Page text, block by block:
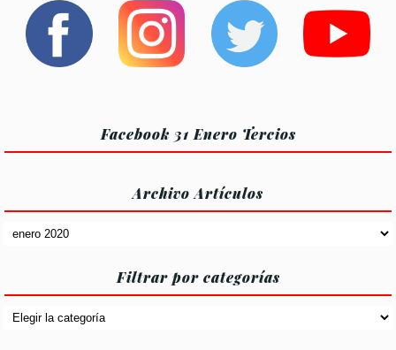
Facebook 31 Enero Tercios
Archivo Artículos
Archivo
Filtrar por categorías
Filtrar